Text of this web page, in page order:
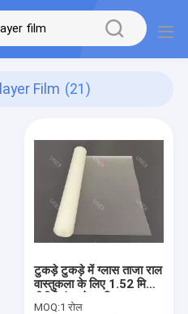
Film (21)
टुकड़े टुकड़े में ग्लास ताजा राल
वास्तुकला के लिए 1.52 मिमी
पीवीबी इंटरलेयर फिल्म:
MOQ:1 रोल